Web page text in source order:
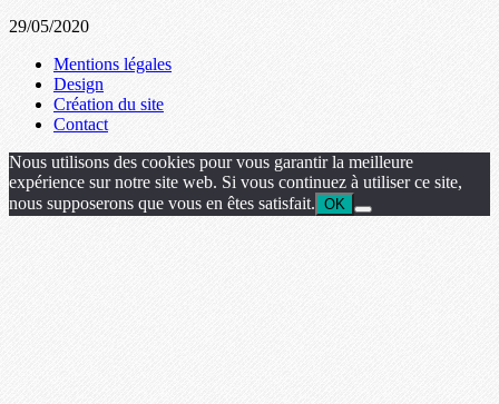
29/05/2020
Mentions légales
Design
Création du site
Contact
Nous utilisons des cookies pour vous garantir la meilleure
expérience sur notre site web. Si vous continuez à utiliser ce site,
nous supposerons que vous en êtes satisfait. OK